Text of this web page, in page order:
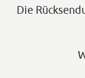
Die